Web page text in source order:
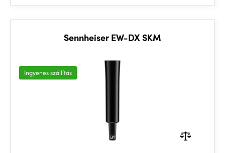
Sennheiser EW-DX SKM
Ingyenes szállítás